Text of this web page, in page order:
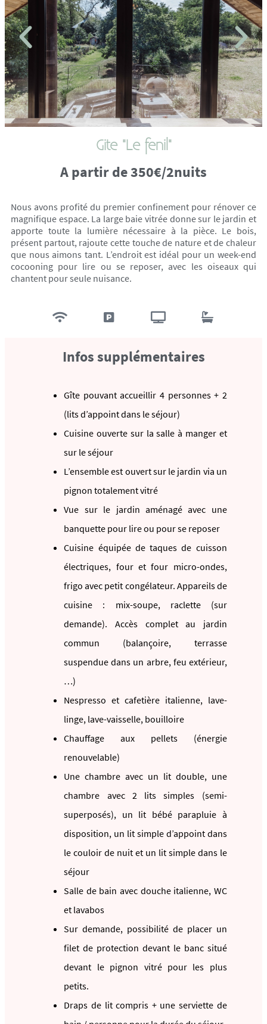
Gite "Le fenil"
A partir de 350€/2nuits
Nous avons profité du premier confinement pour rénover ce
magnifique espace. La large baie vitrée donne sur le jardin et
apporte toute la lumière nécessaire à la pièce. Le bois,
présent partout, rajoute cette touche de nature et de chaleur
que nous aimons tant. L’endroit est idéal pour un week-end
cocooning pour lire ou se reposer, avec les oiseaux qui
chantent pour seule nuisance.
Infos supplémentaires
Gîte pouvant accueillir 4 personnes + 2
(lits d’appoint dans le séjour)
Cuisine ouverte sur la salle à manger et
sur le séjour
L’ensemble est ouvert sur le jardin via un
pignon totalement vitré
Vue sur le jardin aménagé avec une
banquette pour lire ou pour se reposer
Cuisine équipée de taques de cuisson
électriques, four et four micro-ondes,
frigo avec petit congélateur. Appareils de
cuisine : mix-soupe, raclette (sur
demande). Accès complet au jardin
commun (balançoire, terrasse
suspendue dans un arbre, feu extérieur,
…)
Nespresso et cafetière italienne, lave-
linge, lave-vaisselle, bouilloire
Chauffage aux pellets (énergie
renouvelable)
Une chambre avec un lit double, une
chambre avec 2 lits simples (semi-
superposés), un lit bébé parapluie à
disposition, un lit simple d’appoint dans
le couloir de nuit et un lit simple dans le
séjour
Salle de bain avec douche italienne, WC
et lavabos
Sur demande, possibilité de placer un
filet de protection devant le banc situé
devant le pignon vitré pour les plus
petits.
Draps de lit compris + une serviette de